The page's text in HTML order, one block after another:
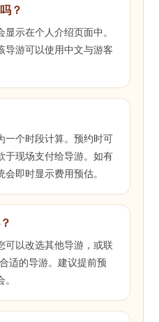
？
示在个人介绍页面中。
导游可以使用中文与游客
一个时段计算。预约时可
于现场支付给导游。如有
即时显示费用预估。
可以改选其他导游，或联
适的导游。建议提前预